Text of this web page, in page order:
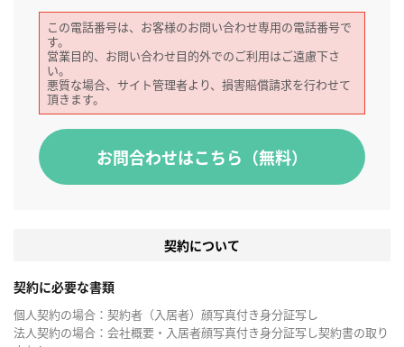
この電話番号は、お客様のお問い合わせ専用の電話番号で
す。
営業目的、お問い合わせ目的外でのご利用はご遠慮下さ
い。
悪質な場合、サイト管理者より、損害賠償請求を行わせて
頂きます。
お問合わせはこちら（無料）
契約について
契約に必要な書類
個人契約の場合：契約者（入居者）顔写真付き身分証写し
法人契約の場合：会社概要・入居者顔写真付き身分証写し契約書の取り